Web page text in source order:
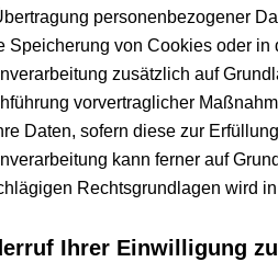
personenbezogener
Speicherung von Cookies oder
zusätzlich auf
vorvertraglicher
Daten, sofern diese zur
kann ferner auf
Rechtsgrundlagen wird
Ihrer Einwilligung